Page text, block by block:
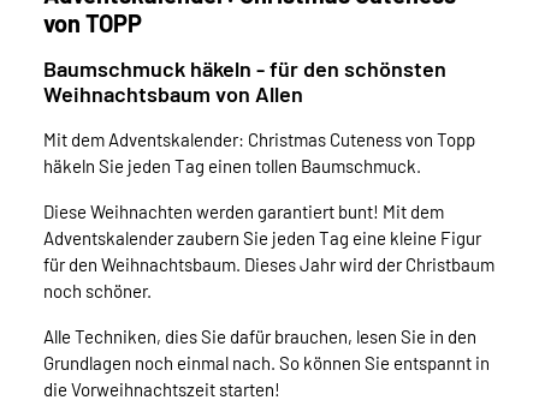
von TOPP
Baumschmuck häkeln - für den schönsten
Weihnachtsbaum von Allen
Mit dem Adventskalender: Christmas Cuteness von Topp
häkeln Sie jeden Tag einen tollen Baumschmuck.
Diese Weihnachten werden garantiert bunt! Mit dem
Adventskalender zaubern Sie jeden Tag eine kleine Figur
für den Weihnachtsbaum. Dieses Jahr wird der Christbaum
noch schöner.
Alle Techniken, dies Sie dafür brauchen, lesen Sie in den
Grundlagen noch einmal nach. So können Sie entspannt in
die Vorweihnachtszeit starten!